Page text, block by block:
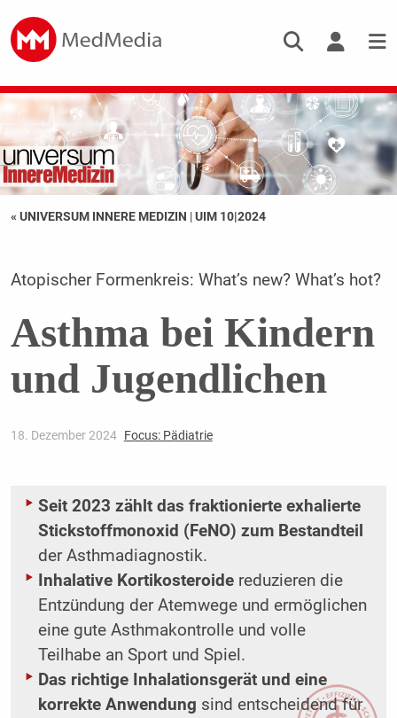
« UNIVERSUM INNERE MEDIZIN |UIM 10|2024
Atopischer Formenkreis: What’s new? What’s hot?
Asthma bei Kindern
und Jugendlichen
18. Dezember 2024 Focus: Pädiatrie
Seit 2023 zählt das fraktionierte exhalierte
Stickstoffmonoxid (FeNO) zum Bestandteil
der Asthmadiagnostik.
Inhalative Kortikosteroidereduzieren die
Entzündung der Atemwege und ermöglichen
eine gute Asthmakontrolle und volle
Teilhabe an Sport und Spiel.
Das richtige Inhalationsgerät und eine
korrekte Anwendung sind entscheidend für